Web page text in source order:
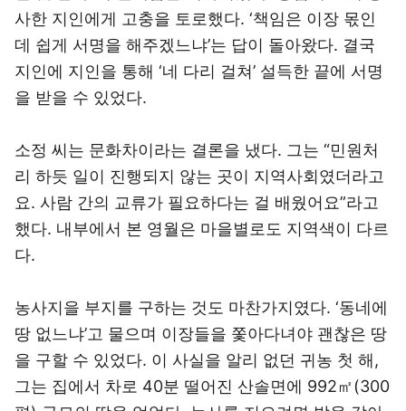
사한 지인에게 고충을 토로했다. ‘책임은 이장 몫인
데 쉽게 서명을 해주겠느냐’는 답이 돌아왔다. 결국
지인에 지인을 통해 ‘네 다리 걸쳐’ 설득한 끝에 서명
을 받을 수 있었다.
소정 씨는 문화차이라는 결론을 냈다. 그는 “민원처
리 하듯 일이 진행되지 않는 곳이 지역사회였더라고
요. 사람 간의 교류가 필요하다는 걸 배웠어요”라고
했다. 내부에서 본 영월은 마을별로도 지역색이 다르
다.
농사지을 부지를 구하는 것도 마찬가지였다. ‘동네에
땅 없느냐’고 물으며 이장들을 쫓아다녀야 괜찮은 땅
을 구할 수 있었다. 이 사실을 알리 없던 귀농 첫 해,
그는 집에서 차로 40분 떨어진 산솔면에 992㎡(300